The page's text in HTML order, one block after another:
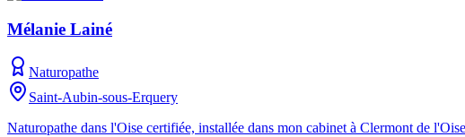
Mélanie Lainé
Naturopathe
Saint-Aubin-sous-Erquery
Naturopathe dans l'Oise certifiée, installée dans mon cabinet à Clermont de